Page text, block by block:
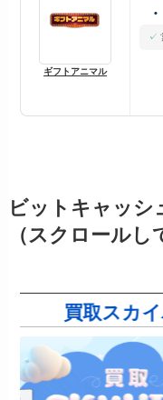
ギフトアニマル
ビットキャッシ
（スクロールし
買取スカ